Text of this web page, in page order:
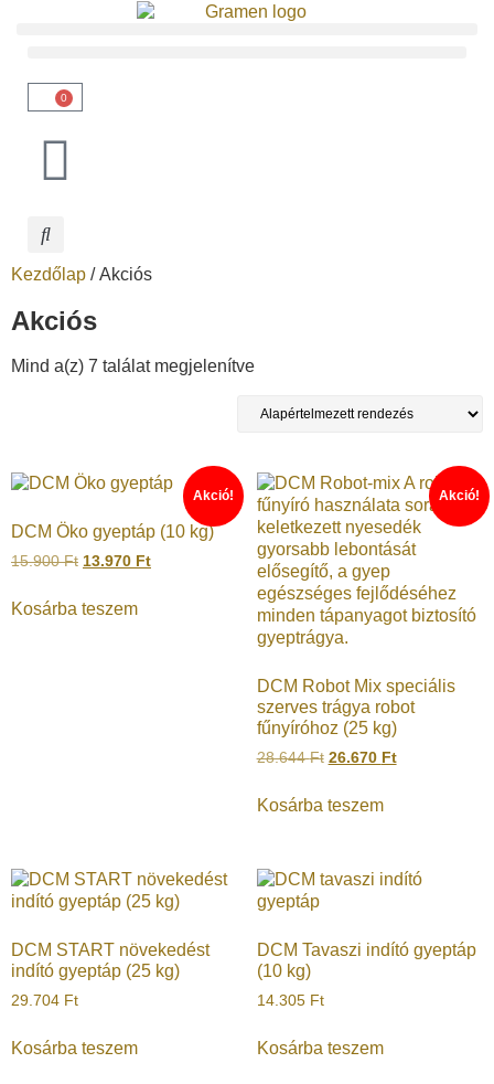
0
Kezdőlap / Akciós
Akciós
Mind a(z) 7 találat megjelenítve
Akció!
DCM Öko gyeptáp (10 kg)
15.900Ft 13.970 Ft
Kosárba teszem
Akció!
DCM Robot Mix speciális
szerves trágya robot
fűnyíróhoz (25 kg)
28.644Ft 26.670 Ft
Kosárba teszem
DCM START növekedést
indító gyeptáp (25 kg)
29.704 Ft
Kosárba teszem
DCM Tavaszi indító gyeptáp
(10 kg)
14.305 Ft
Kosárba teszem